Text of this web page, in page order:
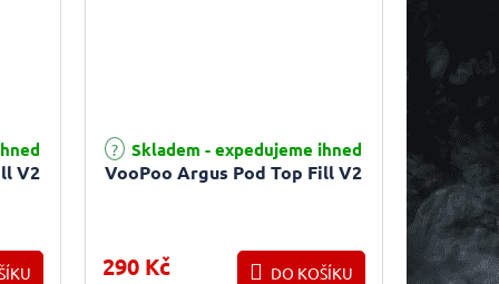
V2
VooPoo Argus Pod Top Fill V2
Skladem - expedujeme ihned
290 Kč DO KOŠÍKU